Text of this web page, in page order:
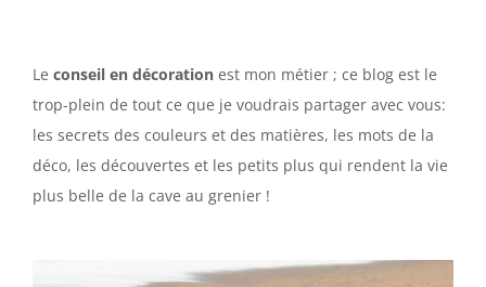
Le conseil en décoration est mon métier ; ce blog est le
trop-plein de tout ce que je voudrais partager avec vous:
les secrets des couleurs et des matières, les mots de la
déco, les découvertes et les petits plus qui rendent la vie
plus belle de la cave au grenier !